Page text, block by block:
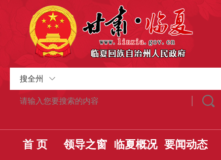
搜全州
首 页 领导之窗 临夏概况 要闻动态